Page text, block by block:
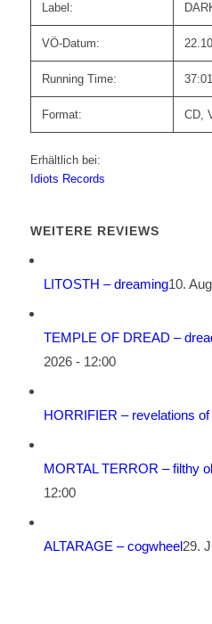
Label:
VÖ-Datum:
Running Time: 37:01
Format: CD,
Erhältlich bei:
Idiots Records
WEITERE REVIEWS
LITOSTH – dreaming10.
TEMPLE OF DREAD –
2026 - 12:00
HORRIFIER – revelations of
MORTAL TERROR – filthy
12:00
ALTARAGE – cogwheel29.